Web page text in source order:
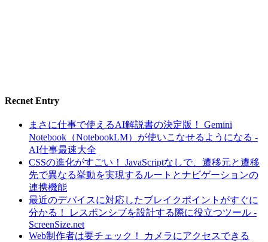
Recnet Entry
まさに仕事で使えるAI解説書の決定版！ Gemini
Notebook（NotebookLM）が使いこなせるようになる -
AI仕事最速大全
CSSの進化がすごい！ JavaScriptなしで、遷移元と遷移
先で異なる挙動を実現するルートとナビゲーションの
連携機能
最近のデバイスに対応したブレイクポイントがすぐに
分かる！ レスポンシブを設計する際に役立つツール -
ScreenSize.net
Web制作者は要チェック！ カメラにアクセスできる